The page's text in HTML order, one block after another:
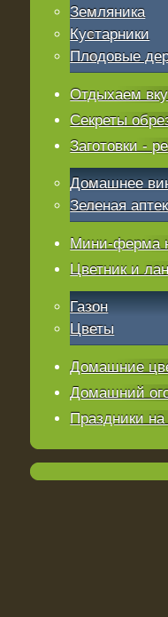
Земляника
Кустарники
Плодовые
Отдыхаем
Секреты
Заготовки -
Домашнее
Зеленая
Мини-ферма
Цветник и
Газон
Цветы
Домашние
Домашний
Праздники